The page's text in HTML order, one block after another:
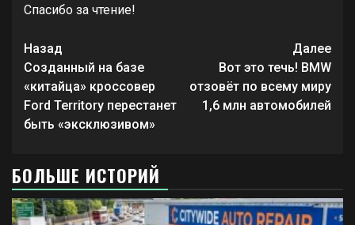
Спасибо за чтение!
Продолжить
чтение
Назад
Созданный на базе
«китайца» кроссовер
Ford Territory перестанет
быть «эксклюзивом»
Далее
Вот это течь! BMW
отзовёт по всему миру
1,6 млн автомобилей
БОЛЬШЕ ИСТОРИЙ